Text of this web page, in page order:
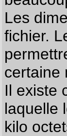
Les
fichier.
certaine
Il existe
laquelle
kilo